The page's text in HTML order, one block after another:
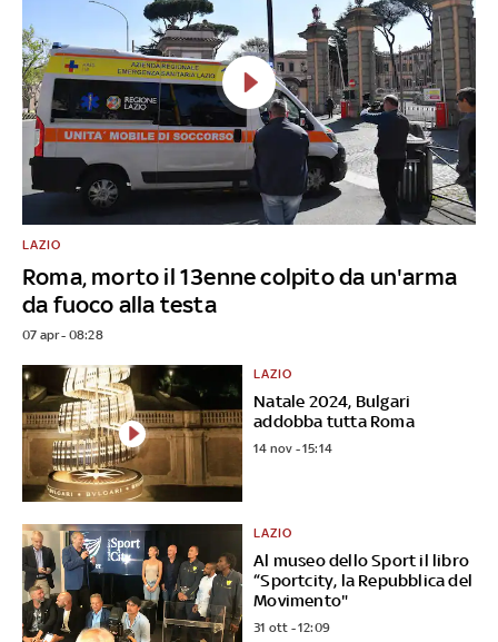
Roma, morto il 13enne colpito da un'arma
da fuoco alla testa
LAZIO
07 apr - 08:28
Natale 2024, Bulgari
addobba tutta Roma
LAZIO
14 nov - 15:14
Al museo dello Sport il libro
“Sportcity, la Repubblica del
Movimento"
LAZIO
31 ott - 12:09